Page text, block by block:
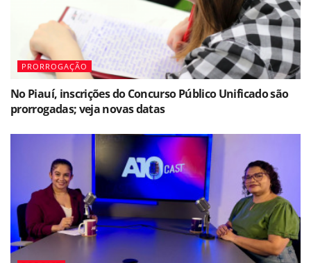
PRORROGAÇÃO
No Piauí, inscrições do Concurso Público Unificado são
prorrogadas; veja novas datas